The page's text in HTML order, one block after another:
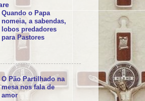
Quando o Papa
nomeia, a sabendas,
lobos predadores
para Pastores
O Pão Partilhado na
mesa nos fala de
amor